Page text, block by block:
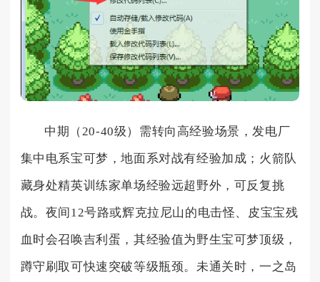
中期（20-40级）需转向高经验场景，发电厂
集中电系宝可梦，地面系对战有经验加成；火箭队
藏身处精英训练家单场经验远超野外，可反复挑
战。夜间12号路或辉克拉尼山的电击怪、皮宝宝残
血时会召唤吉利蛋，其经验值为野生宝可梦顶级，
蹲守刷取可快速突破等级瓶颈。未通关时，一之岛